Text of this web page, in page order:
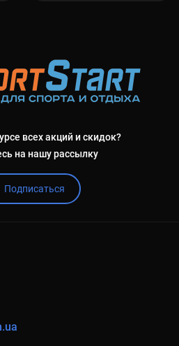
всех акций и скидок?
на нашу рассылку
Подписаться